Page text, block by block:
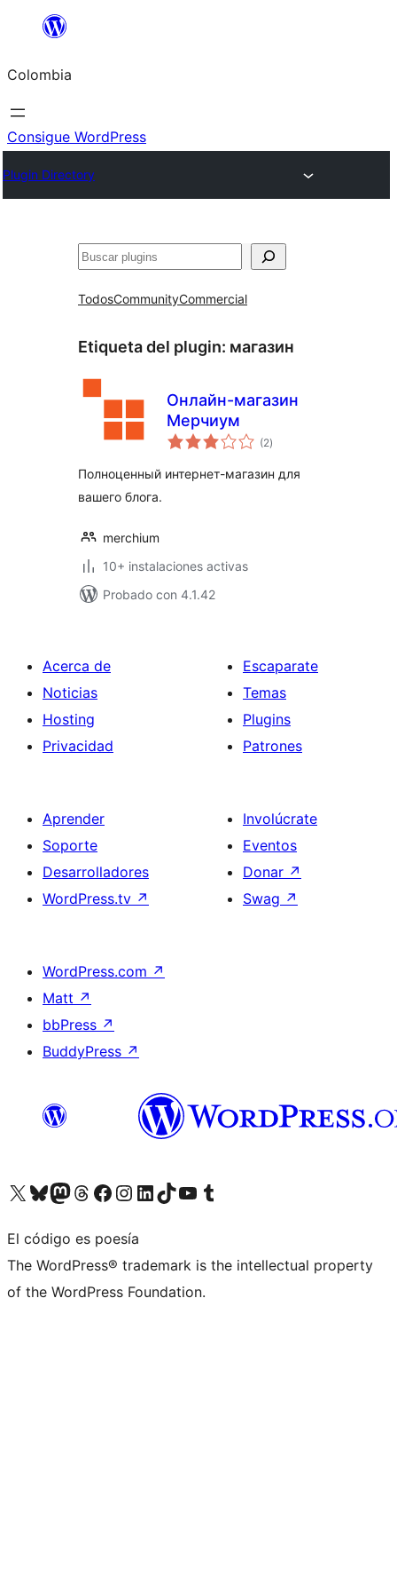
Saltar
contenido
Colombia
Consigue WordPress
Plugin Directory
Buscar
TodosCommunityCommercial
Etiqueta del plugin: магазин
Онлайн-магазин
Мерчиум
(2total
de
)
Полноценный интернет-магазин для
вашего блога.
merchium
10+ instalaciones activas
Probado con 4.1.42
Acerca de
Noticias
Hosting
Privacidad
Escaparate
Temas
Plugins
Patrones
Aprender
Soporte
Desarrolladores
WordPress.tv ↗
Involúcrate
Eventos
Donar ↗
Swag ↗
WordPress.com ↗
Matt ↗
bbPress ↗
BuddyPress ↗
Visita nuestra cuenta de X (anteriormente Twitter)
Visita nuestra cuenta de Bluesky
Visita nuestra cuenta de Mastodon
Visita nuestra cuenta de Threads
Visita nuestra página de Facebook
Visita nuestra cuenta de Instagram
Visita nuestra cuenta de LinkedIn
Visita nuestra cuenta de TikTok
Visita nuestro canal de YouTube
Visita nuestra cuenta de Tumblr
El código es poesía
The WordPress® trademark is the intellectual property
of the WordPress Foundation.